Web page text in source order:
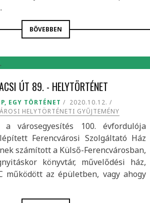
BŐVEBBEN
ÚT 89. - HELYTÖRTÉNET
EGY TÖRTÉNET
2020.10.12.
HELYTÖRTÉNETI GYŰJTEMÉNY
a városegyesítés 100. évfordulója
Ferencvárosi Szolgáltató Ház
számított a Külső-Ferencvárosban,
könyvtár, művelődési ház,
működött az épületben, vagy ahogy